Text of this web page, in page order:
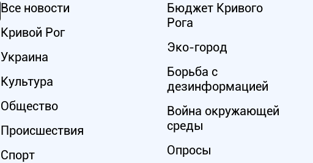
Все новости
Кривой Рог
Украина
Культура
Общество
Происшествия
Спорт
Бюджет Кривого
Рога
Эко-город
Борьба с
дезинформацией
Война окружающей
среды
Опросы